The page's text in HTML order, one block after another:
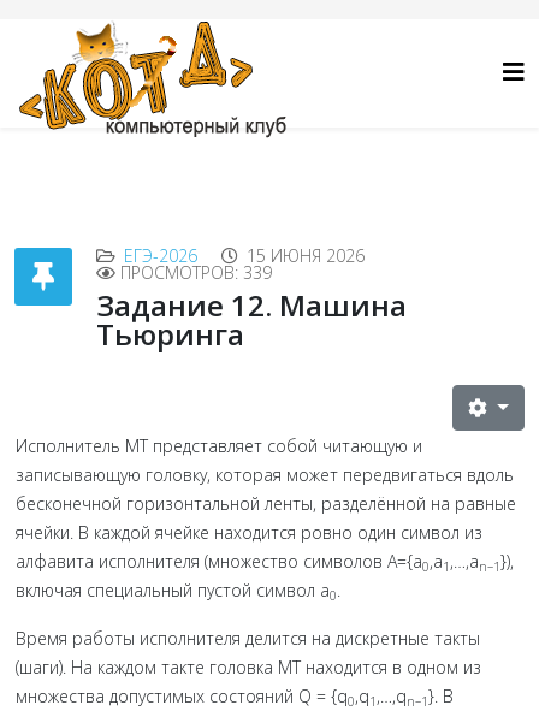
ЕГЭ-2026 15 ИЮНЯ 2026
ПРОСМОТРОВ: 339
Задание 12. Машина
Тьюринга
Исполнитель МТ представляет собой читающую и
записывающую головку, которая может передвигаться вдоль
бесконечной горизонтальной ленты, разделённой на равные
ячейки. В каждой ячейке находится ровно один символ из
алфавита исполнителя (множество символов A={a0,a1 ,…,an–1}),
включая специальный пустой символ a0.
Время работы исполнителя делится на дискретные такты
(шаги). На каждом такте головка МТ находится в одном из
множества допустимых состояний Q = {q0,q1 ,…,qn–1}. В